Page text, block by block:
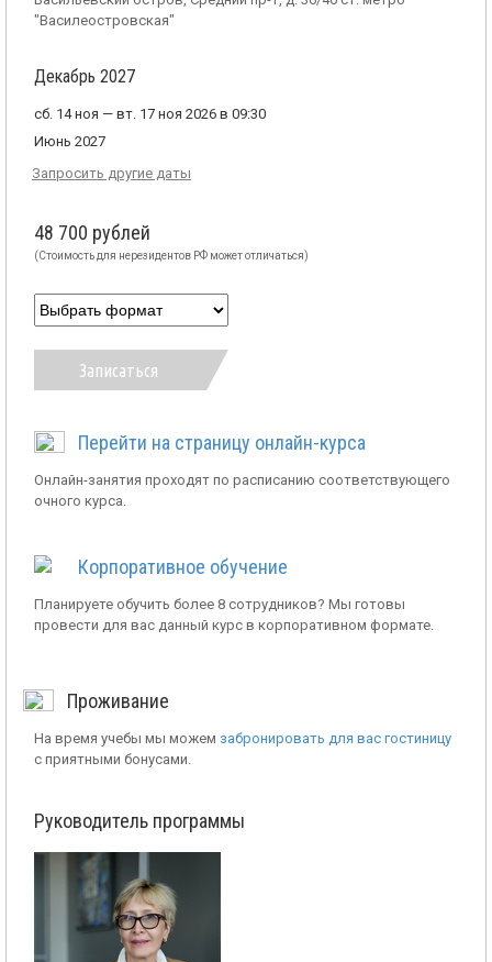
"Василеостровская"
Декабрь 2027
сб. 14 ноя — вт. 17 ноя 2026 в 09:30
Июнь 2027
Запросить другие даты
48 700 рублей
(Стоимость для нерезидентов РФ может отличаться)
Записаться
Перейти на страницу онлайн-курса
Онлайн-занятия проходят по расписанию соответствующего
очного курса.
Корпоративное обучение
Планируете обучить более 8 сотрудников? Мы готовы
провести для вас данный курс в корпоративном формате.
Проживание
На время учебы мы можем забронировать для вас гостиницу
с приятными бонусами.
Руководитель программы